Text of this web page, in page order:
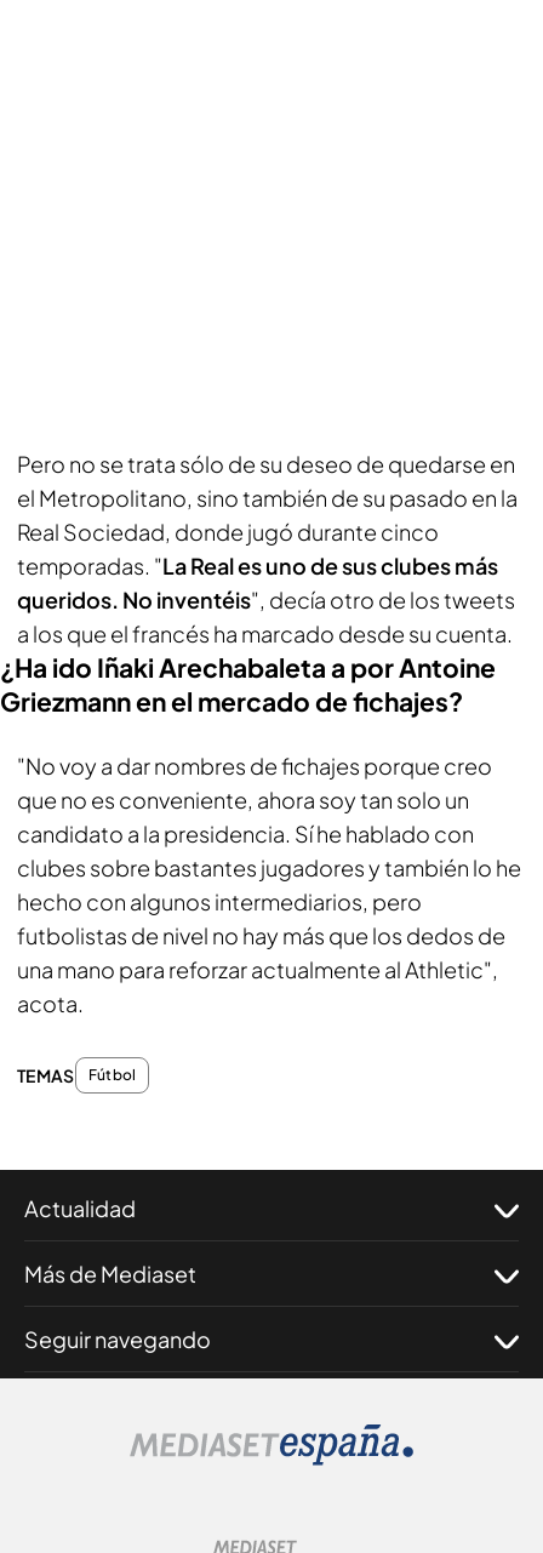
Pero no se trata sólo de su deseo de quedarse en
el Metropolitano, sino también de su pasado en la
Real Sociedad, donde jugó durante cinco
temporadas. "La Real es uno de sus clubes más
queridos. No inventéis", decía otro de los tweets
a los que el francés ha marcado desde su cuenta.
¿Ha ido Iñaki Arechabaleta a por Antoine
Griezmann en el mercado de fichajes?
"No voy a dar nombres de fichajes porque creo
que no es conveniente, ahora soy tan solo un
candidato a la presidencia. Sí he hablado con
clubes sobre bastantes jugadores y también lo he
hecho con algunos intermediarios, pero
futbolistas de nivel no hay más que los dedos de
una mano para reforzar actualmente al Athletic",
acota.
TEMAS Fútbol
Actualidad
Más de Mediaset
Seguir navegando